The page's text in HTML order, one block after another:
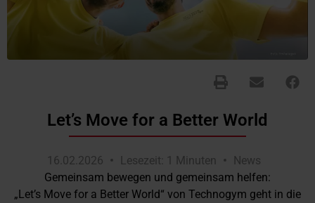
Let’s Move for a Better World
16.02.2026 Lesezeit: 1 Minuten
News
Gemeinsam bewegen und gemeinsam helfen:
„Let’s Move for a Better World“ von Technogym geht in die